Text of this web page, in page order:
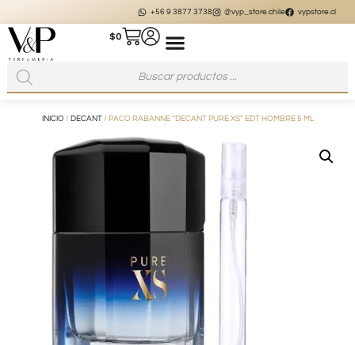
+56 9 3877 3738 @vyp_store.chile vypstore.cl
$0
INICIO / DECANT/ PACO RABANNE “DECANT PURE XS” EDT HOMBRE 5 ML